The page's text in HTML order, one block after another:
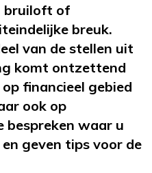
bruiloft of
breuk.
van de stellen uit
komt ontzettend
financieel gebied
ook op
bespreken waar u
geven tips voor de